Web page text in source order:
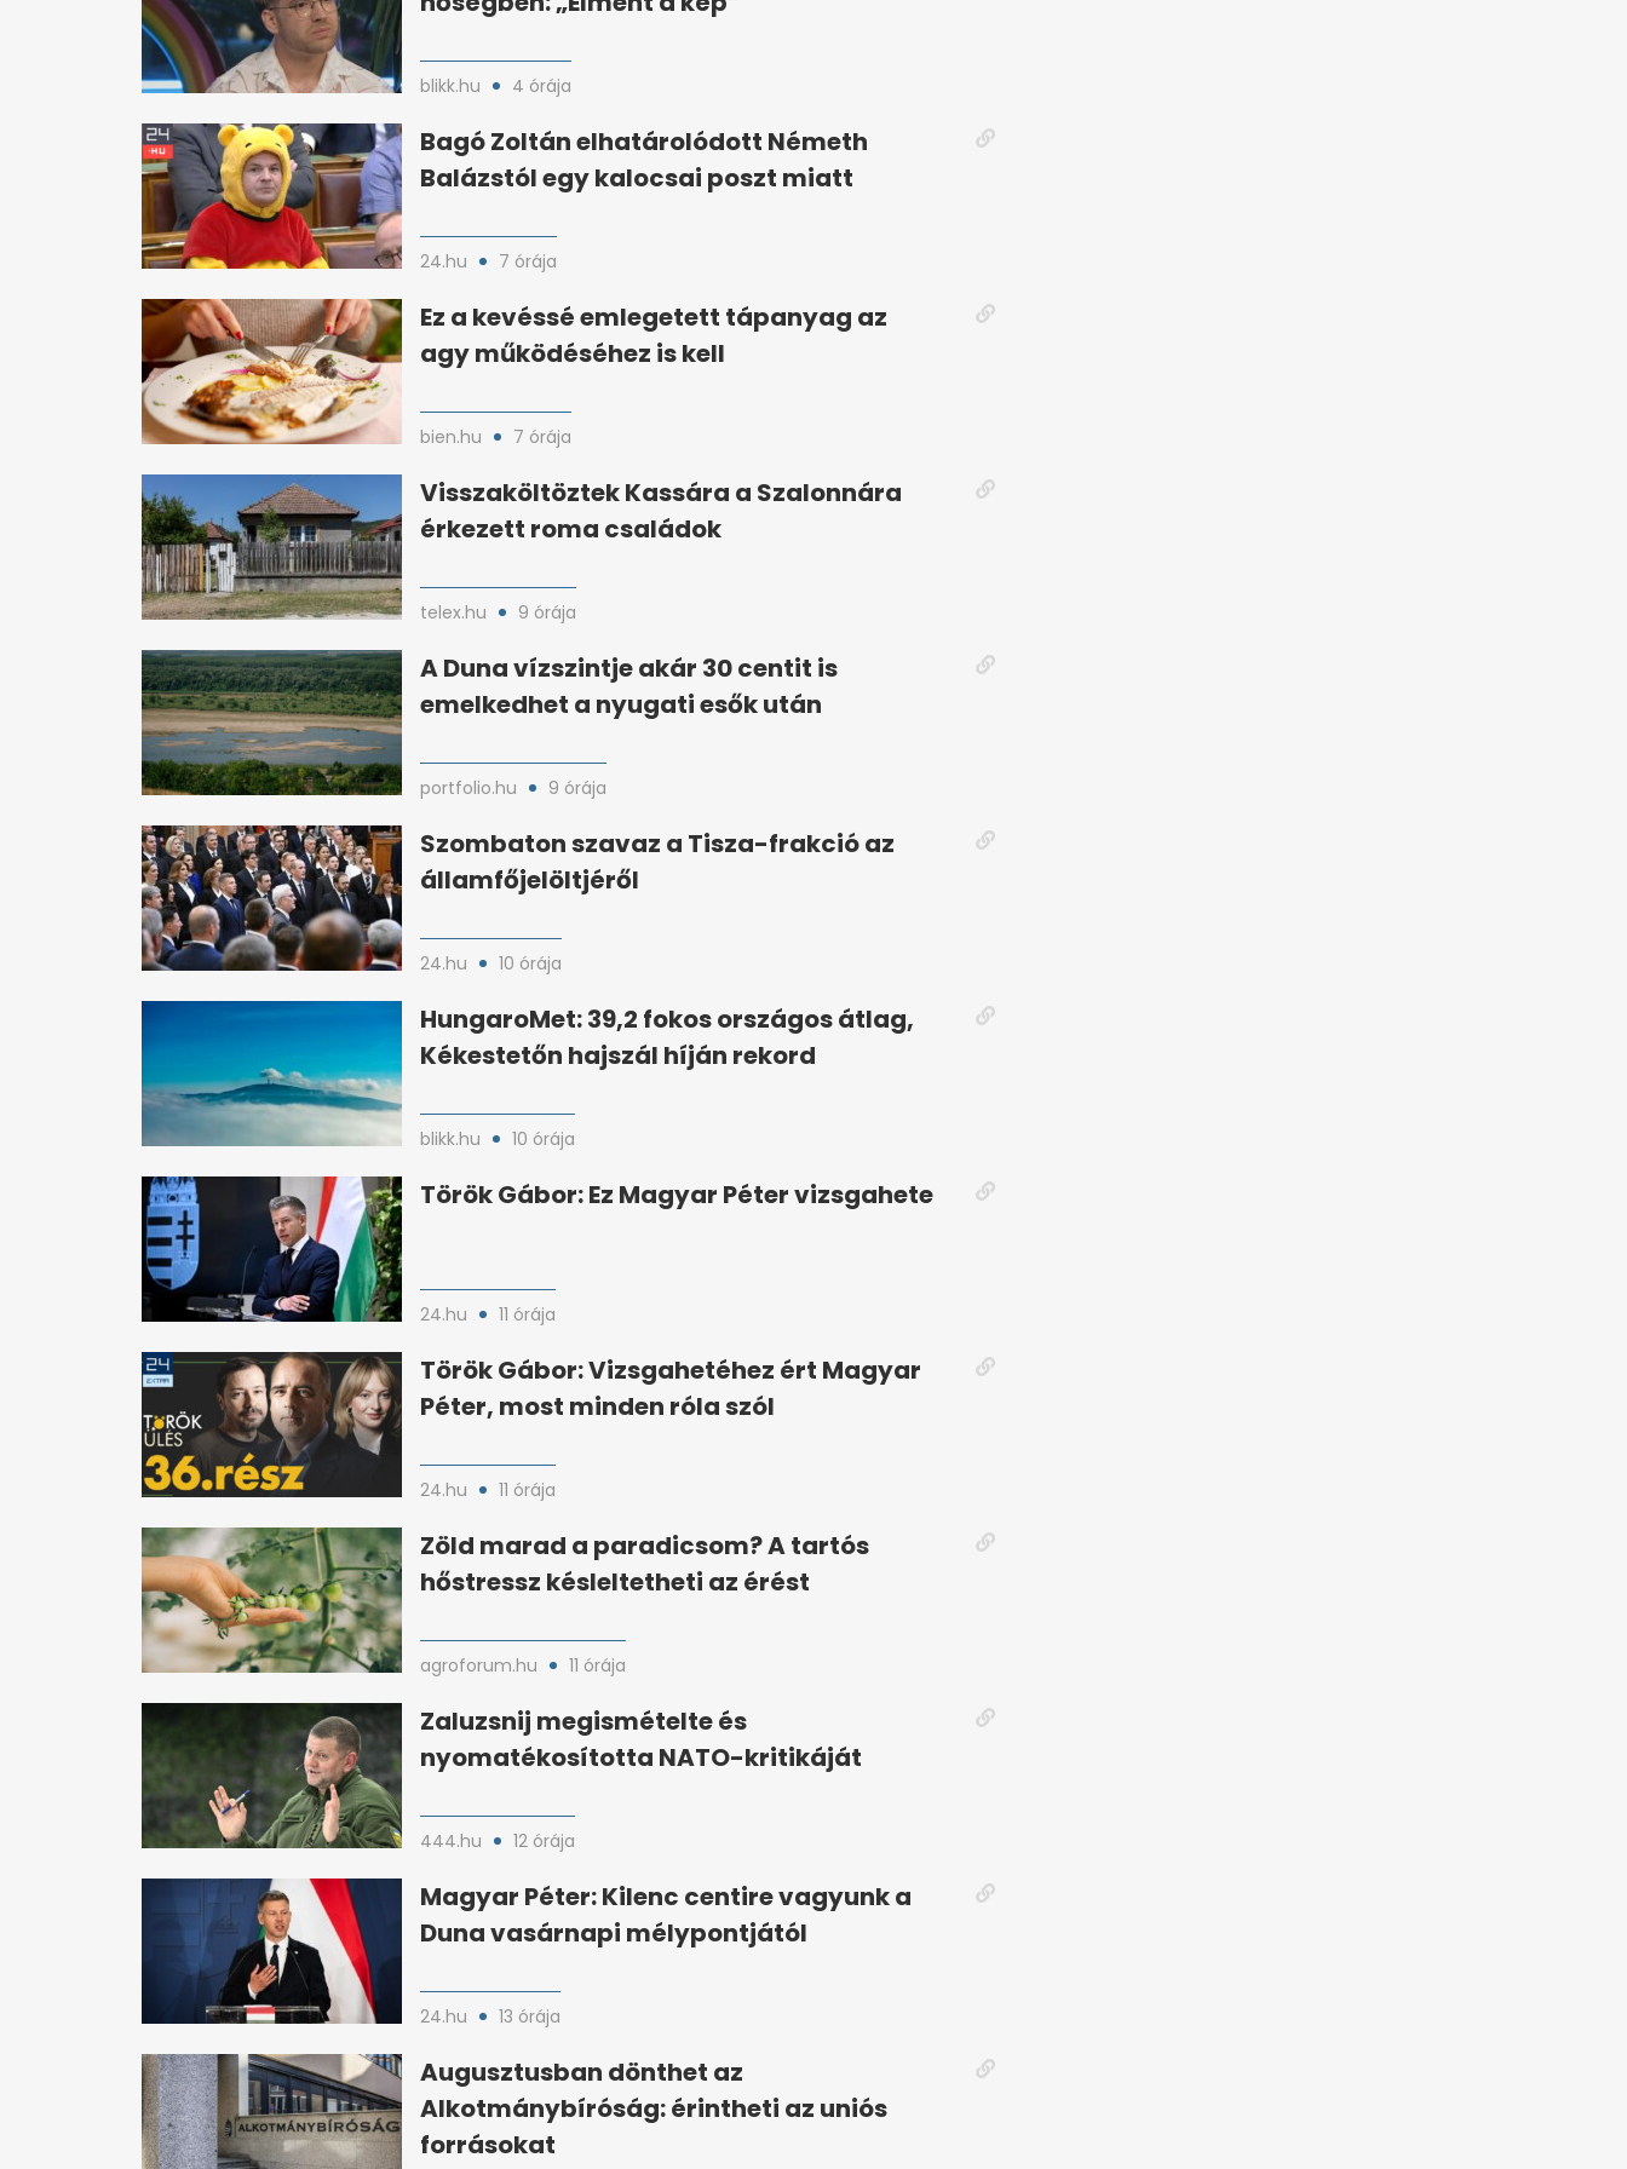
blikk.hu 4 órája
Bagó Zoltán elhatárolódott Németh
Balázstól egy kalocsai poszt miatt
24.hu 7 órája
Ez a kevéssé emlegetett tápanyag az
agy működéséhez is kell
bien.hu 7 órája
Visszaköltöztek Kassára a Szalonnára
érkezett roma családok
telex.hu 9 órája
A Duna vízszintje akár 30 centit is
emelkedhet a nyugati esők után
portfolio.hu 9 órája
Szombaton szavaz a Tisza-frakció az
államfőjelöltjéről
24.hu 10 órája
HungaroMet: 39,2 fokos országos átlag,
Kékestetőn hajszál híján rekord
blikk.hu 10 órája
Török Gábor: Ez Magyar Péter vizsgahete
24.hu 11 órája
Török Gábor: Vizsgahetéhez ért Magyar
Péter, most minden róla szól
24.hu 11 órája
Zöld marad a paradicsom? A tartós
hőstressz késleltetheti az érést
agroforum.hu 11 órája
Zaluzsnij megismételte és
nyomatékosította NATO-kritikáját
444.hu 12 órája
Magyar Péter: Kilenc centire vagyunk a
Duna vasárnapi mélypontjától
24.hu 13 órája
Augusztusban dönthet az
Alkotmánybíróság: érintheti az uniós
forrásokat